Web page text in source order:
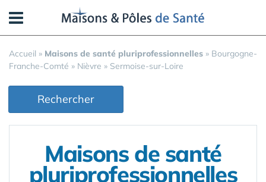
Accueil » Maisons de santé pluriprofessionnelles » Bourgogne-
Franche-Comté » Nièvre » Sermoise-sur-Loire
Rechercher
Maisons de santé
pluriprofessionnelles
Panneau de gestion des cookies